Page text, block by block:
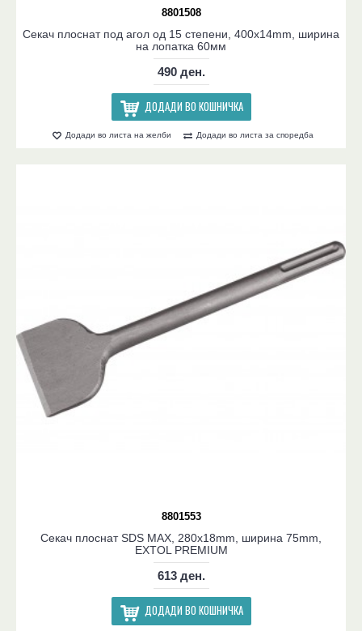
8801508
Секач плоснат под агол од 15 степени, 400x14mm, ширина
на лопатка 60мм
490 ден.
ДОДАДИ ВО КОШНИЧКА
Додади во листа на желби Додади во листа за споредба
8801553
Секач плоснат SDS MAX, 280x18mm, ширина 75mm,
EXTOL PREMIUM
613 ден.
ДОДАДИ ВО КОШНИЧКА